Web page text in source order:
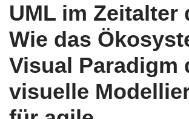
UML im Zeitalter
Wie das
Visual Paradigm
visuelle